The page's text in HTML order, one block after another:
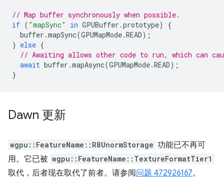
// Map buffer synchronously when possible.
if ( "mapSync" in GPUBuffer .prototype)
{
buffer .mapSync(GPUMapMode.READ);
} else {
// Awaiting allows other code to run, which can
await buffer .mapAsync(GPUMapMode.READ);
}
Dawn 更新
wgpu::FeatureName::R8UnormStorage 功能已不再可
用。它已被 wgpu::FeatureName::TextureFormatTier1
取代，后者现在取代了前者。请参阅问题 472926167。